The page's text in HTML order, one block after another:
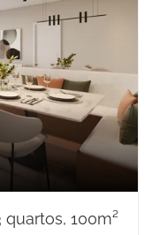
100m²